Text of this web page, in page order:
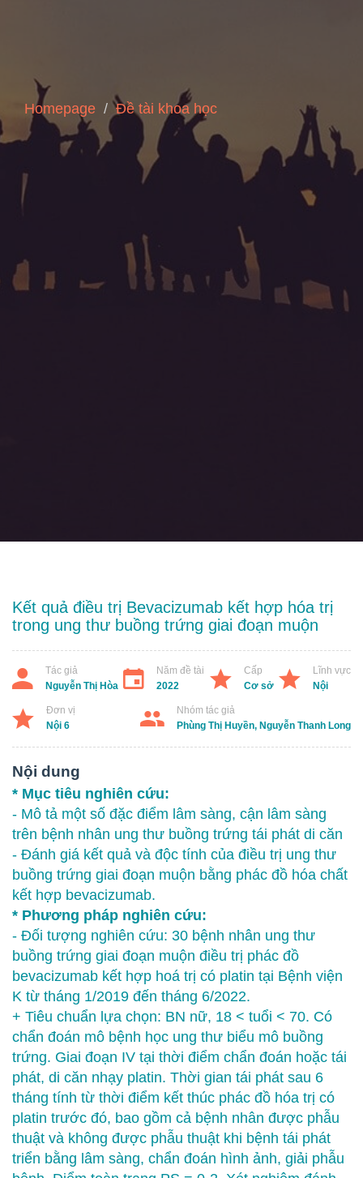
Homepage Đề tài khoa học
Kết quả điều trị Bevacizumab kết hợp hóa trị
trong ung thư buồng trứng giai đoạn muộn
Tác giả
Nguyễn Thị Hòa
Năm đề tài
2022
Cấp
Cơ sở
Lĩnh vực
Nội
Đơn vị
Nội 6
Nhóm tác giả
Phùng Thị Huyền, Nguyễn Thanh Long
Nội dung
* Mục tiêu nghiên cứu:
- Mô tả một số đặc điểm lâm sàng, cận lâm sàng
trên bệnh nhân ung thư buồng trứng tái phát di căn
- Đánh giá kết quả và độc tính của điều trị ung thư
buồng trứng giai đoạn muộn bằng phác đồ hóa chất
kết hợp bevacizumab.
* Phương pháp nghiên cứu:
- Đối tượng nghiên cứu: 30 bệnh nhân ung thư
buồng trứng giai đoạn muộn điều trị phác đồ
bevacizumab kết hợp hoá trị có platin tại Bệnh viện
K từ tháng 1/2019 đến tháng 6/2022.
+ Tiêu chuẩn lựa chọn: BN nữ, 18 < tuổi < 70. Có
chẩn đoán mô bệnh học ung thư biểu mô buồng
trứng. Giai đoạn IV tại thời điểm chẩn đoán hoặc tái
phát, di căn nhạy platin. Thời gian tái phát sau 6
tháng tính từ thời điểm kết thúc phác đồ hóa trị có
platin trước đó, bao gồm cả bệnh nhân được phẫu
thuật và không được phẫu thuật khi bệnh tái phát
triển bằng lâm sàng, chẩn đoán hình ảnh, giải phẫu